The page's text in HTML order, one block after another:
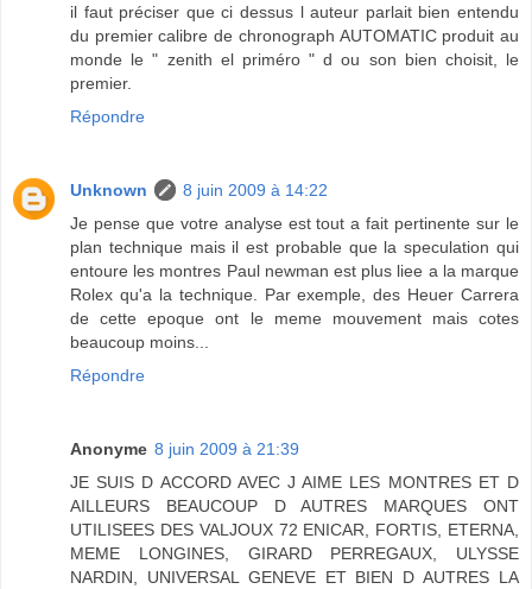
il faut préciser que ci dessus l auteur parlait bien entendu
du premier calibre de chronograph AUTOMATIC produit au
monde le " zenith el priméro " d ou son bien choisit, le
premier.
Répondre
Unknown
8 juin 2009 à 14:22
Je pense que votre analyse est tout a fait pertinente sur le
plan technique mais il est probable que la speculation qui
entoure les montres Paul newman est plus liee a la marque
Rolex qu'a la technique. Par exemple, des Heuer Carrera
de cette epoque ont le meme mouvement mais cotes
beaucoup moins...
Répondre
Anonyme 8 juin 2009 à 21:39
JE SUIS D ACCORD AVEC J AIME LES MONTRES ET D
AILLEURS BEAUCOUP D AUTRES MARQUES ONT
UTILISEES DES VALJOUX 72 ENICAR, FORTIS, ETERNA,
MEME LONGINES, GIRARD PERREGAUX, ULYSSE
NARDIN, UNIVERSAL GENEVE ET BIEN D AUTRES LA